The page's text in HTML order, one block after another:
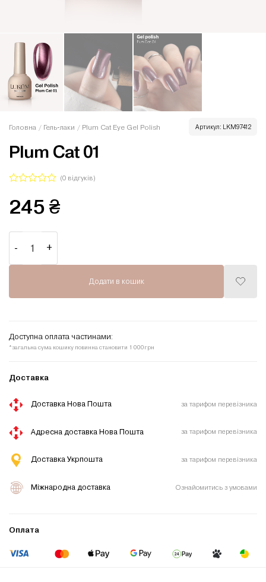
Головна / Гель-лаки / Plum Cat Eye Gel Polish Артикул: LKM97412
Plum Cat 01
в
0
5
(0відгуків)
245 ₴
Додати в кошик
Доступна оплата частинами:
*загальна сума кошику повинна становити 1 000грн
Доставка
Доставка Нова Пошта за тарифом перевізника
Адресна доставка Нова Пошта за тарифом перевізника
Доставка Укрпошта за тарифом перевізника
Міжнародна доставка Ознайомитись з умовами
Оплата